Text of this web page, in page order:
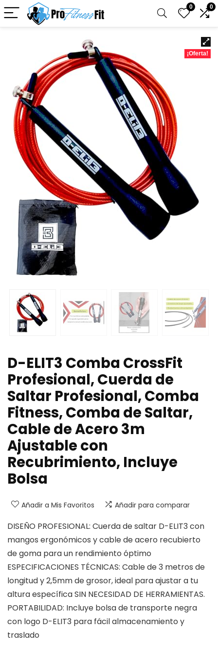
0 0
¡Oferta!
D-ELIT3 Comba CrossFit
Profesional, Cuerda de
Saltar Profesional, Comba
Fitness, Comba de Saltar,
Cable de Acero 3m
Ajustable con
Recubrimiento, Incluye
Bolsa
Añadir a Mis Favoritos Añadir para comparar
DISEÑO PROFESIONAL: Cuerda de saltar D-ELIT3 con
mangos ergonómicos y cable de acero recubierto
de goma para un rendimiento óptimo
ESPECIFICACIONES TÉCNICAS: Cable de 3 metros de
longitud y 2,5mm de grosor, ideal para ajustar a tu
altura específica SIN NECESIDAD DE HERRAMIENTAS.
PORTABILIDAD: Incluye bolsa de transporte negra
con logo D-ELIT3 para fácil almacenamiento y
traslado